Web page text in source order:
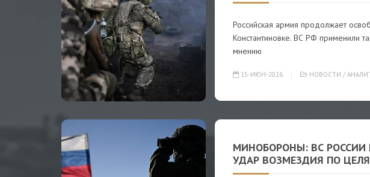
Российская армия продолжает
Константиновке. ВС РФ применили
мнению
15-ИЮН-2026 НОВОСТИ /
МИНОБОРОНЫ: ВС
УДАР ВОЗМЕЗДИЯ ПО